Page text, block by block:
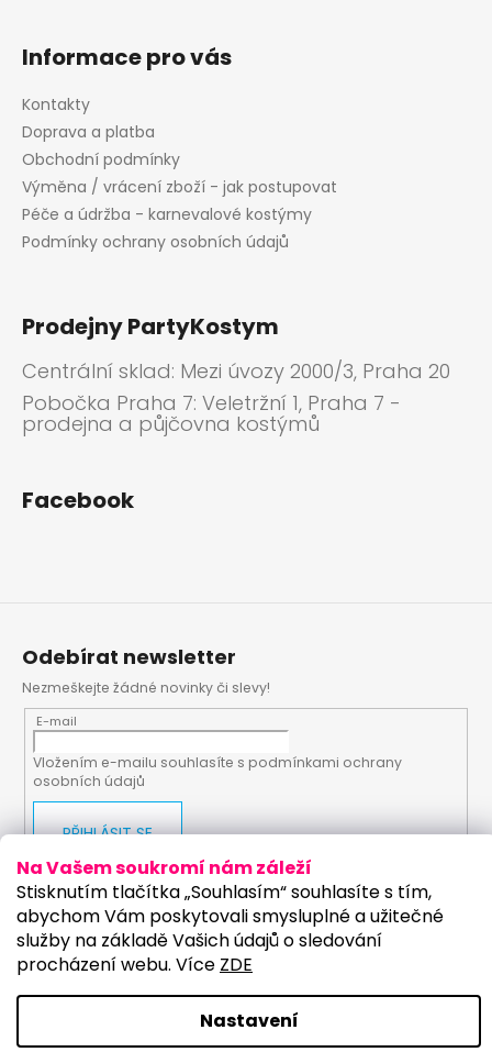
Na Vašem soukromí nám záleží
Stisknutím tlačítka „Souhlasím“ souhlasíte s tím,
abychom Vám poskytovali smysluplné a užitečné
služby na základě Vašich údajů o sledování
procházení webu. Více ZDE
Nastavení
u
Odebírat newsletter
Nezmeškejte žádné novinky či slevy!
E-mail
Vložením e-mailu souhlasíte s podmínkami ochrany
osobních údajů
PŘIHLÁSIT SE
Informace pro vás
Kontakty
Doprava a platba
Obchodní podmínky
Výměna / vrácení zboží - jak postupovat
Péče a údržba - karnevalové kostýmy
Podmínky ochrany osobních údajů
Prodejny PartyKostym
Centrální sklad: Mezi úvozy 2000/3, Praha 20
Pobočka Praha 7: Veletržní 1, Praha 7 -
prodejna a půjčovna kostýmů
Facebook
Vytvořil Shoptet
Upravilo studio:
Copyright 2026PartyKostym.cz
vyhrazena.Upravit nastavení cookies